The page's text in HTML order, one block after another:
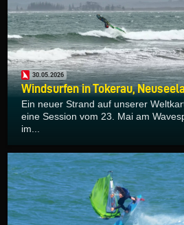
30.05.2026
Windsurfen in Tokerau,
Ein neuer Strand auf unserer
eine Session vom 23. Mai am
im...